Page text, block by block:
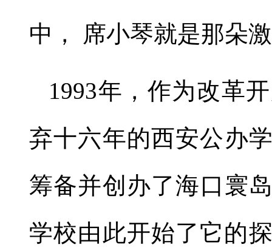
中， 席小琴就是那朵
1993年，作为改革
弃十六年的西安公办
筹备并创办了海口寰
学校由此开始了它的